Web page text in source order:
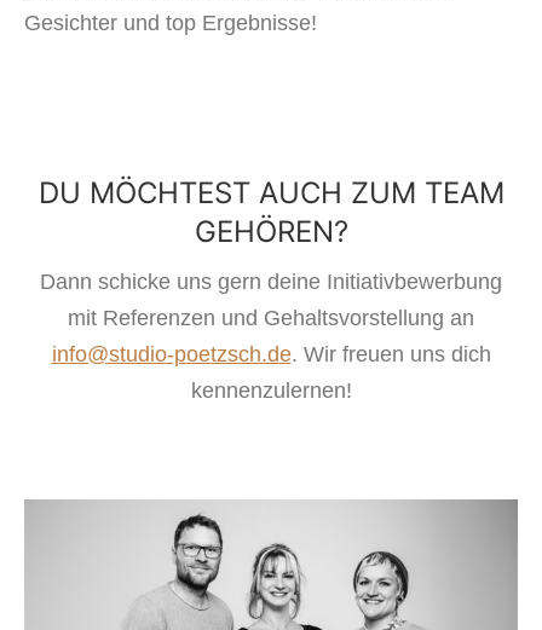
Gesichter und top Ergebnisse!
DU MÖCHTEST AUCH ZUM TEAM
GEHÖREN?
Dann schicke uns gern deine Initiativbewerbung
mit Referenzen und Gehaltsvorstellung an
info@studio-poetzsch.de. Wir freuen uns dich
kennenzulernen!